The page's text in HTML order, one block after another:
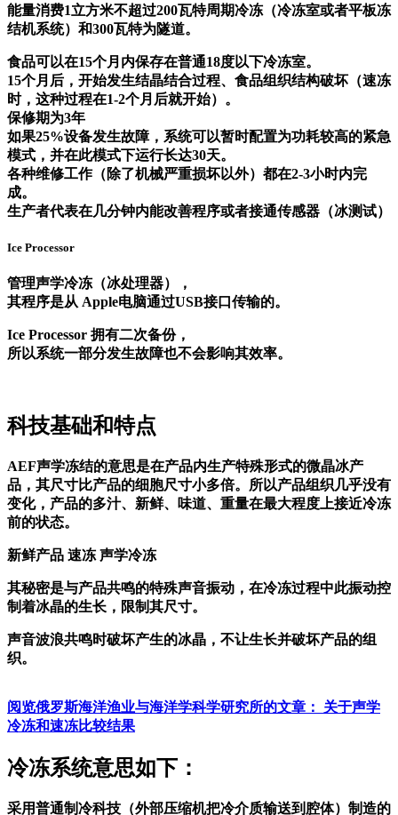
能量消费1立方米不超过200瓦特周期冷冻（冷冻室或者平板冻
结机系统）和300瓦特为隧道。
食品可以在15个月内保存在普通18度以下冷冻室。
15个月后，开始发生结晶结合过程、食品组织结构破坏（速冻
时，这种过程在1-2个月后就开始）。
保修期为3年
如果25%设备发生故障，系统可以暂时配置为功耗较高的紧急
模式，并在此模式下运行长达30天。
各种维修工作（除了机械严重损坏以外）都在2-3小时内完
成。
生产者代表在几分钟内能改善程序或者接通传感器（冰测试）
Ice Processor
管理声学冷冻（冰处理器），
其程序是从 Apple电脑通过USB接口传输的。
Ice Processor 拥有二次备份，
所以系统一部分发生故障也不会影响其效率。
科技基础和特点
AEF声学冻结的意思是在产品内生产特殊形式的微晶冰产
品，其尺寸比产品的细胞尺寸小多倍。所以产品组织几乎没有
变化，产品的多汁、新鲜、味道、重量在最大程度上接近冷冻
前的状态。
新鲜产品 速冻 声学冷冻
其秘密是与产品共鸣的特殊声音振动，在冷冻过程中此振动控
制着冰晶的生长，限制其尺寸。
声音波浪共鸣时破坏产生的冰晶，不让生长并破坏产品的组
织。
阅览俄罗斯海洋渔业与海洋学科学研究所的文章： 关于声学
冷冻和速冻比较结果
冷冻系统意思如下：
采用普通制冷科技（外部压缩机把冷介质输送到腔体）制造的